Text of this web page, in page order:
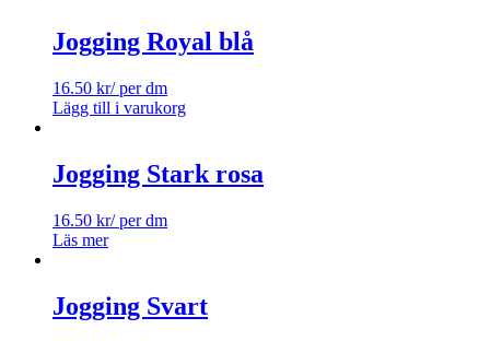
Jogging Royal blå
16.50 kr/ per dm
Lägg till i varukorg
Jogging Stark rosa
16.50 kr/ per dm
Läs mer
Jogging Svart